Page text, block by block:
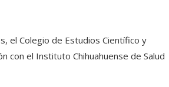
el Colegio de Estudios Científico y
con el Instituto Chihuahuense de Salud